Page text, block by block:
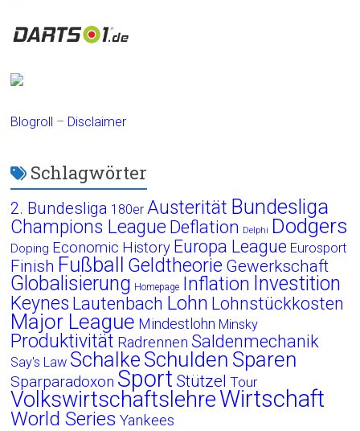
Blogroll – Disclaimer
Schlagwörter
2. Bundesliga 180er Austerität Bundesliga
Champions League Deflation Delphi Dodgers
Doping Economic History Europa League Eurosport
Finish Fußball Geldtheorie Gewerkschaft
Globalisierung Homepage Inflation Investition
Keynes Lautenbach Lohn Lohnstückkosten
Major League Mindestlohn Minsky
Produktivität Radrennen Saldenmechanik
Say's Law Schalke Schulden Sparen
Sparparadoxon Sport Stützel Tour
VolkswirtschaftslehreWirtschaft
World Series Yankees